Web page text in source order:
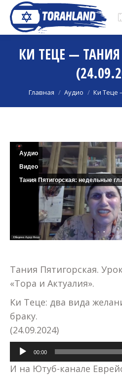
КИ ТЕЦЕ —
Вы здесь:
Главная Аудио Ки Теце
Аудио
Видео
Тания Пятигорская: недельные
Тания Пятигорская.
«Тора и Актуалия».
Ки Теце: два вида
браку.
(24.09.2024)
Аудиоплеер
00:00
И на Ютуб-канале